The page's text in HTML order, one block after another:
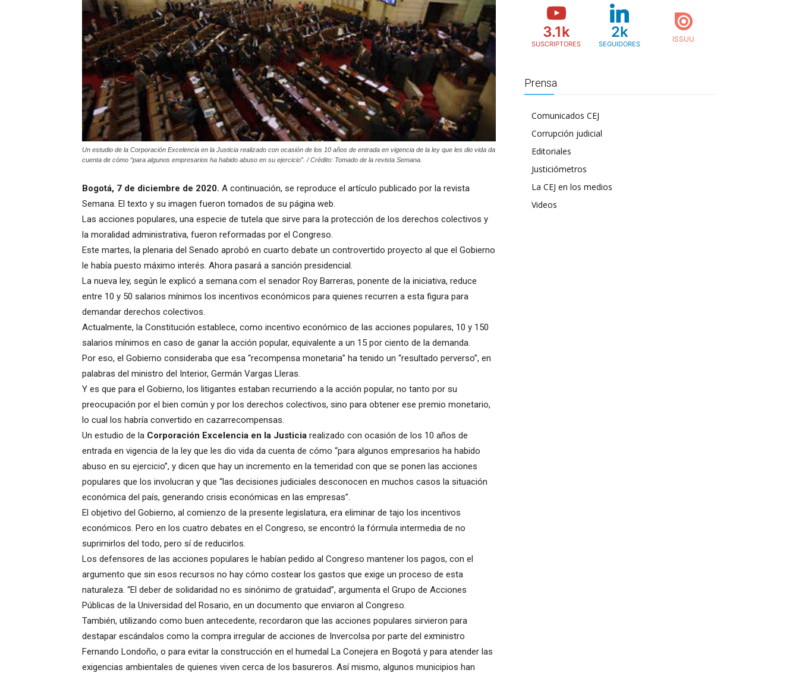
Un estudio de la Corporación Excelencia en la Justicia realizado con ocasión de los 10 años de entrada en vigencia de la ley que les dio vida da
cuenta de cómo “para algunos empresarios ha habido abuso en su ejercicio”. / Crédito: Tomado de la revista Semana.
Bogotá, 7 de diciembre de 2020. A continuación, se reproduce el artículo publicado por la revista
Semana. El texto y su imagen fueron tomados de su página web.
Las acciones populares, una especie de tutela que sirve para la protección de los derechos colectivos y
la moralidad administrativa, fueron reformadas por el Congreso.
Este martes, la plenaria del Senado aprobó en cuarto debate un controvertido proyecto al que el Gobierno
le había puesto máximo interés. Ahora pasará a sanción presidencial.
La nueva ley, según le explicó a semana.com el senador Roy Barreras, ponente de la iniciativa, reduce
entre 10 y 50 salarios mínimos los incentivos económicos para quienes recurren a esta figura para
demandar derechos colectivos.
Actualmente, la Constitución establece, como incentivo económico de las acciones populares, 10 y 150
salarios mínimos en caso de ganar la acción popular, equivalente a un 15 por ciento de la demanda.
Por eso, el Gobierno consideraba que esa “recompensa monetaria” ha tenido un “resultado perverso”, en
palabras del ministro del Interior, Germán Vargas Lleras.
Y es que para el Gobierno, los litigantes estaban recurriendo a la acción popular, no tanto por su
preocupación por el bien común y por los derechos colectivos, sino para obtener ese premio monetario,
lo cual los habría convertido en cazarrecompensas.
Un estudio de la Corporación Excelencia en la Justicia realizado con ocasión de los 10 años de
entrada en vigencia de la ley que les dio vida da cuenta de cómo “para algunos empresarios ha habido
abuso en su ejercicio”, y dicen que hay un incremento en la temeridad con que se ponen las acciones
populares que los involucran y que “las decisiones judiciales desconocen en muchos casos la situación
económica del país, generando crisis económicas en las empresas”.
El objetivo del Gobierno, al comienzo de la presente legislatura, era eliminar de tajo los incentivos
económicos. Pero en los cuatro debates en el Congreso, se encontró la fórmula intermedia de no
suprimirlos del todo, pero sí de reducirlos.
Los defensores de las acciones populares le habían pedido al Congreso mantener los pagos, con el
argumento que sin esos recursos no hay cómo costear los gastos que exige un proceso de esta
naturaleza. “El deber de solidaridad no es sinónimo de gratuidad”, argumenta el Grupo de Acciones
Públicas de la Universidad del Rosario, en un documento que enviaron al Congreso.
También, utilizando como buen antecedente, recordaron que las acciones populares sirvieron para
destapar escándalos como la compra irregular de acciones de Invercolsa por parte del exministro
Fernando Londoño, o para evitar la construcción en el humedal La Conejera en Bogotá y para atender las
exigencias ambientales de quienes viven cerca de los basureros. Así mismo, algunos municipios han
3.1k
SUSCRIPTORES
2k
SEGUIDORES
Prensa
Comunicados CEJ
Corrupción judicial
Editoriales
Justiciómetros
La CEJ en los medios
Videos